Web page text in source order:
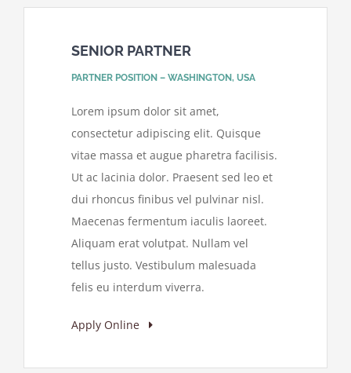
SENIOR PARTNER
PARTNER POSITION – WASHINGTON, USA
Lorem ipsum dolor sit amet,
consectetur adipiscing elit. Quisque
vitae massa et augue pharetra facilisis.
Ut ac lacinia dolor. Praesent sed leo et
dui rhoncus finibus vel pulvinar nisl.
Maecenas fermentum iaculis laoreet.
Aliquam erat volutpat. Nullam vel
tellus justo. Vestibulum malesuada
felis eu interdum viverra.
Apply Online